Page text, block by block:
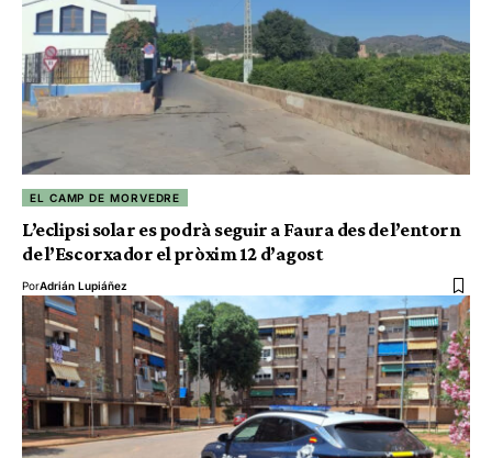
EL CAMP DE MORVEDRE
L’eclipsi solar es podrà seguir a Faura des de l’entorn
de l’Escorxador el pròxim 12 d’agost
PorAdrián Lupiáñez